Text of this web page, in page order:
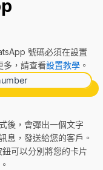
號碼必須在設置
多，請查看設置教學。
後，會彈出一個文字
息，發送給您的客戶。
可以分別將您的卡片